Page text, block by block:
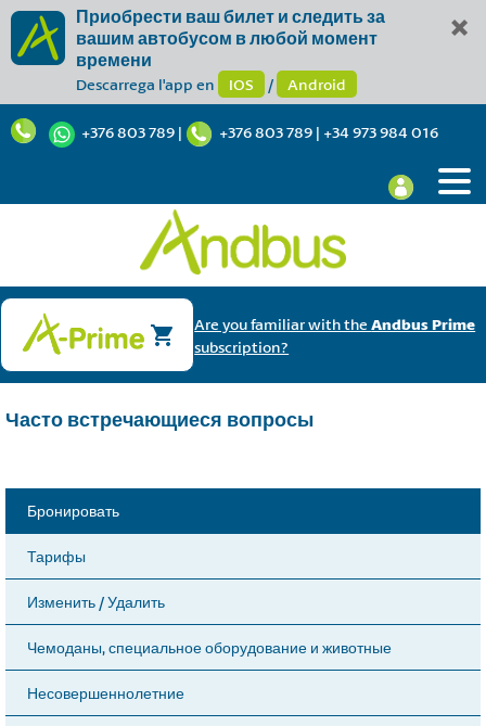
Приобрести ваш билет и следить за
вашим автобусом в любой момент
времени
Descarrega l'app en IOS / Android
+376 803 789 | +376 803 789 | +34 973 984 016
Are you familiar with theAndbus Prime
subscription?
Часто встречающиеся вопросы
Бронировать
Тарифы
Изменить / Удалить
Чемоданы, специальное оборудование и животные
Несовершеннолетние